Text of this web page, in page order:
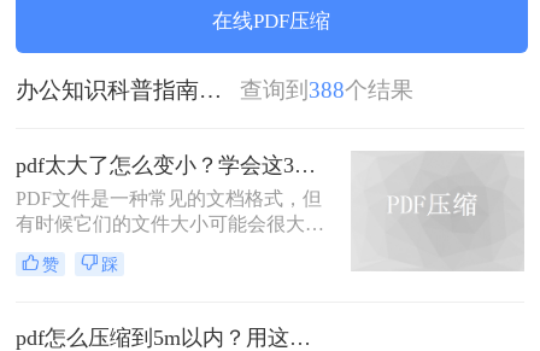
普指南，pdf压缩的操作方法，无需安装，
高效办公。
在线PDF压缩
办公知识科普指南，pdf压缩的操作方法 查询到 388个结果
pdf太大了怎么变小？学会这3个方法就够了！
PDF文件是一种常见的文档格式，但
有时候它们的文件大小可能会很大，
难以通过电子邮件或其他方式共享。
在这种情况下，大家可以使用以下方
大了怎么变小吧。
赞 踩
pdf怎么压缩到5m以内？用这二种压缩方法！